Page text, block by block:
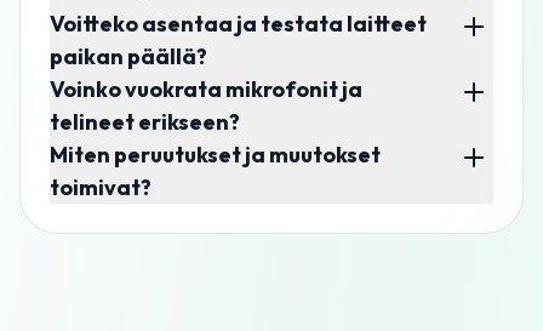
Voitteko asentaa ja testata laitteet
paikan päällä?
Voinko vuokrata mikrofonit ja
telineet erikseen?
Miten peruutukset ja muutokset
toimivat?